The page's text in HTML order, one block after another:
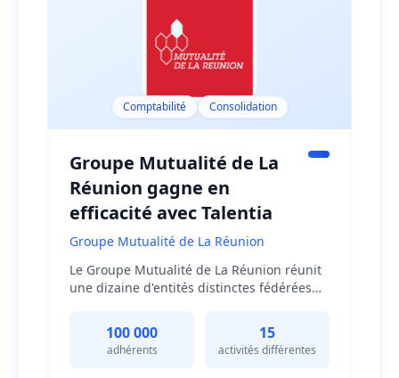
Comptabilité Consolidation
Groupe Mutualité de La
Réunion gagne en
efficacité avec Talentia
Groupe Mutualité de La Réunion
Le Groupe Mutualité de La Réunion réunit
une dizaine d'entités distinctes fédérées
exerce une activité principale d'assureur
mutualiste et réalise aujourd'hui 15
activités différentes. Avec 100 000
100 000
adhérents
15
activités différentes